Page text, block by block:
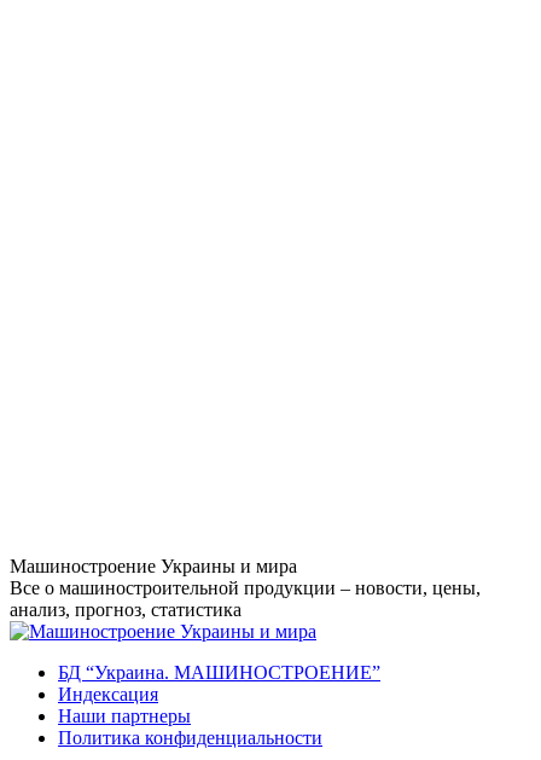
Перейти
к
содержанию
Машиностроение Украины и мира
Все о машиностроительной продукции – новости, цены,
анализ, прогноз, статистика
БД “Украина. МАШИНОСТРОЕНИЕ”
Индекcация
Наши партнеры
Политика конфиденциальности